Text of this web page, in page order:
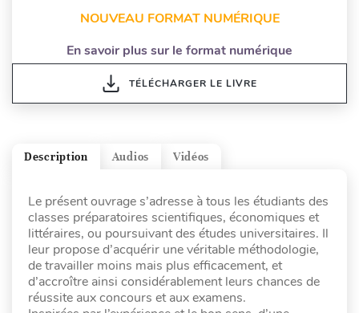
NOUVEAU FORMAT NUMÉRIQUE
En savoir plus sur le format numérique
TÉLÉCHARGER LE LIVRE
Vidéos
Audios
Description
Le présent ouvrage s’adresse à tous les étudiants des
classes préparatoires scientifiques, économiques et
littéraires, ou poursuivant des études universitaires. Il
leur propose d’acquérir une véritable méthodologie,
de travailler moins mais plus efficacement, et
d’accroître ainsi considérablement leurs chances de
réussite aux concours et aux examens.